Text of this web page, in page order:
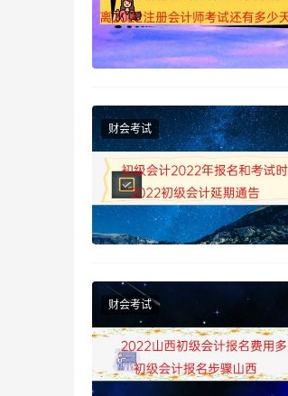
不方便回原来的考区进行考
选择考试地点。
计职称考试都是机考，计算机
对往年考试成绩等都不会有
参加考试，注册会计师跨省
建议联系当地注册会计师协
要求报名和考试在一个地方
核地考试了。
财会考试
财会考试